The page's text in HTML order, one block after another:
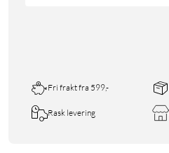
Fri frakt fra 599,-
Rask levering